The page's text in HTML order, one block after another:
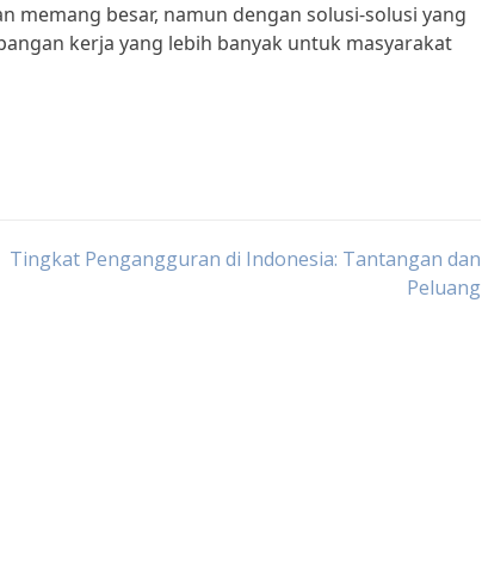
memang besar, namun dengan solusi-solusi yang
kerja yang lebih banyak untuk masyarakat
Tingkat Pengangguran di Indonesia: Tantangan dan
Peluang